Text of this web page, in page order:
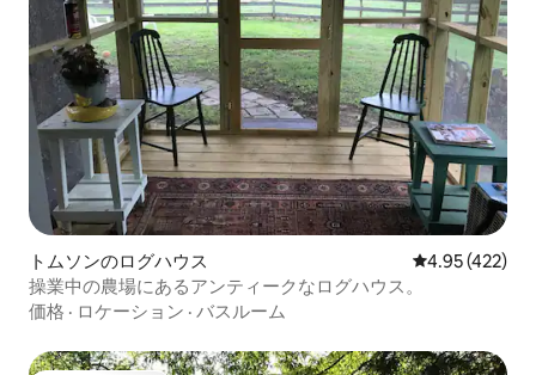
トムソンのログハウス レビュー422
4.95 (422)
操業中の農場にあるアンティークなログハウス。
価格 · ロケーション · バスルーム